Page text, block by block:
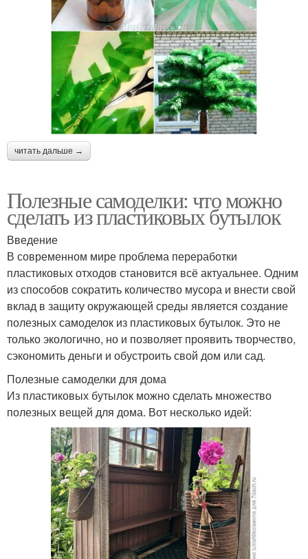
читать дальше →
Полезные самоделки: что можно
сделать из пластиковых бутылок
Введение
В современном мире проблема переработки
пластиковых отходов становится всё актуальнее. Одним
из способов сократить количество мусора и внести свой
вклад в защиту окружающей среды является создание
полезных самоделок из пластиковых бутылок. Это не
только экологично, но и позволяет проявить творчество,
сэкономить деньги и обустроить свой дом или сад.
Полезные самоделки для дома
Из пластиковых бутылок можно сделать множество
полезных вещей для дома. Вот несколько идей: